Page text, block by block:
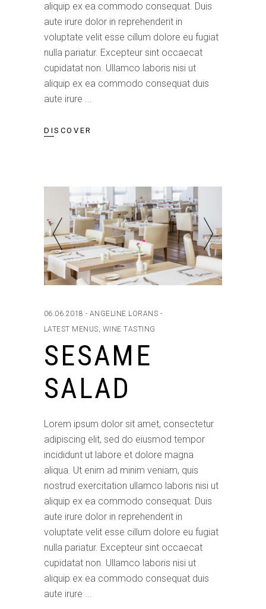
aliquip ex ea commodo consequat. Duis
aute irure dolor in reprehenderit in
voluptate velit esse cillum dolore eu fugiat
nulla pariatur. Excepteur sint occaecat
cupidatat non. Ullamco laboris nisi ut
aliquip ex ea commodo consequat duis
aute irure
DISCOVER
06.06.2018
ANGELINE LORANS
LATEST MENUS, WINE TASTING
SESAME
SALAD
Lorem ipsum dolor sit amet, consectetur
adipiscing elit, sed do eiusmod tempor
incididunt ut labore et dolore magna
aliqua. Ut enim ad minim veniam, quis
nostrud exercitation ullamco laboris nisi ut
aliquip ex ea commodo consequat. Duis
aute irure dolor in reprehenderit in
voluptate velit esse cillum dolore eu fugiat
nulla pariatur. Excepteur sint occaecat
cupidatat non. Ullamco laboris nisi ut
aliquip ex ea commodo consequat duis
aute irure